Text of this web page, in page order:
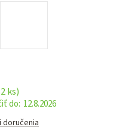
2 ks)
12.8.2026
doručenia